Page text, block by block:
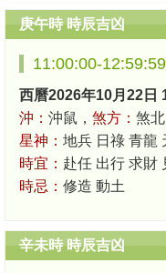
庚午時 時辰吉凶
11:00:00-
西曆2026年10月22日
沖： 沖鼠， 煞方： 煞北
星神： 地兵 日祿 青龍
時宜： 赴任 出行 求財
時忌： 修造 動土
辛未時 時辰吉凶